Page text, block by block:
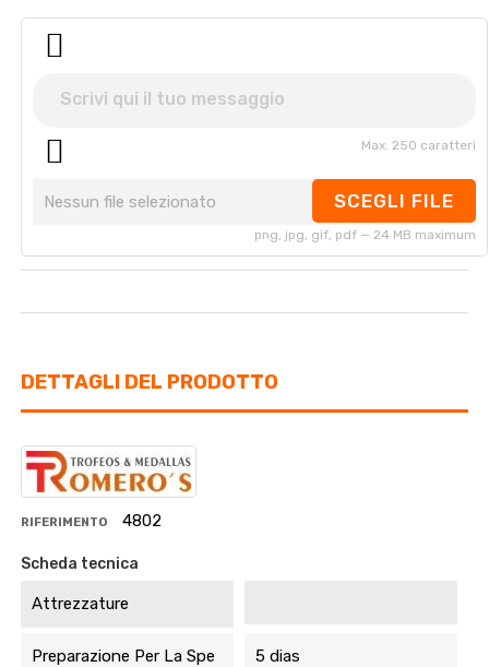
Max. 250 caratteri
Nessun file selezionato SCEGLI FILE
png, jpg, gif, pdf — 24 MB maximum
DETTAGLI DEL PRODOTTO
RIFERIMENTO 4802
Scheda tecnica
Attrezzature
Preparazione Per La Spe
5 dias